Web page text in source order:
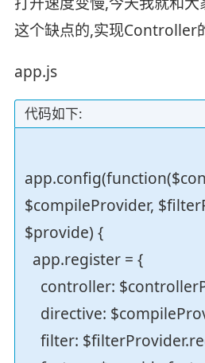
这个缺点的,实现Controller
app.js
代码如下:
$compileProvider,
$provide) {
app.register = {
controller:
directive:
filter: